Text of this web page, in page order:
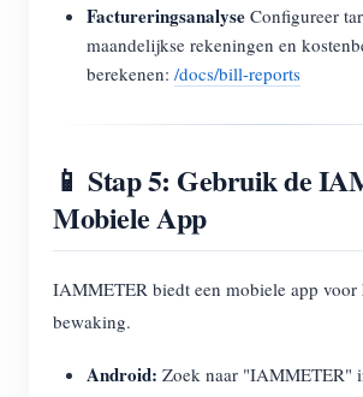
Factureringsanalyse Configureer
maandelijkse rekeningen en
berekenen: /docs/bill-reports
📱 Stap 5: Gebruik de
Mobiele App
IAMMETER biedt een mobiele app voor
bewaking.
Android: Zoek naar "IAMMETER"